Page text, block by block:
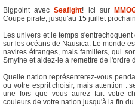
Bigpoint avecSeafight! ici sur
Coupe pirate, jusqu'au 15 juillet
Les univers et le temps
sur les océans de Nausica. Le monde
navires étranges, mais familiers, qui
Smythe et aidez-le à remettre de l'ordre
Quelle nation représenterez-vous
ou votre esprit choisir, mais attention :
une fois que vous aurez fait votre
couleurs de votre nation jusqu'à la fin